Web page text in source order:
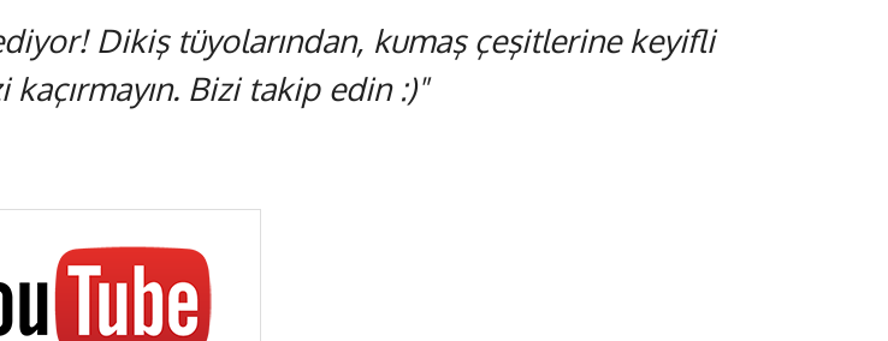
Dikiş tüyolarından, kumaş çeşitlerine keyifli
Bizi takip edin :)"